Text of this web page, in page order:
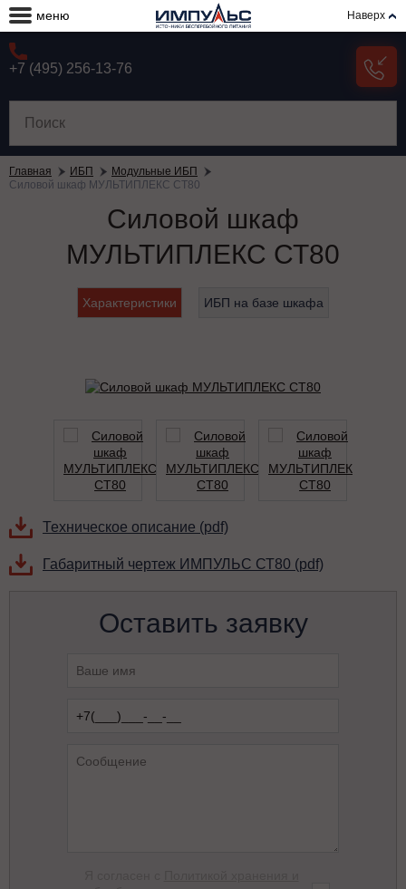
меню Наверх
+7 (495) 256-13-76
Главная ИБП
Модульные ИБП
Силовой шкаф МУЛЬТИПЛЕКС СТ80
Силовой шкаф
МУЛЬТИПЛЕКС СТ80
Характеристики ИБП на базе шкафа
Техническое описание (pdf)
Габаритный чертеж ИМПУЛЬС СТ80 (pdf)
Оставить заявку